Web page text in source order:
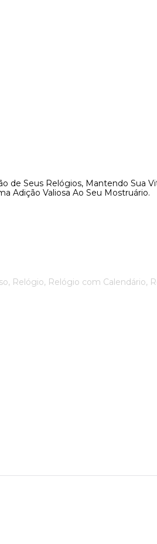
de Seus Relógios, Mantendo Sua
Adição Valiosa Ao Seu Mostruário.
Relógio, Relógio com Calendário,